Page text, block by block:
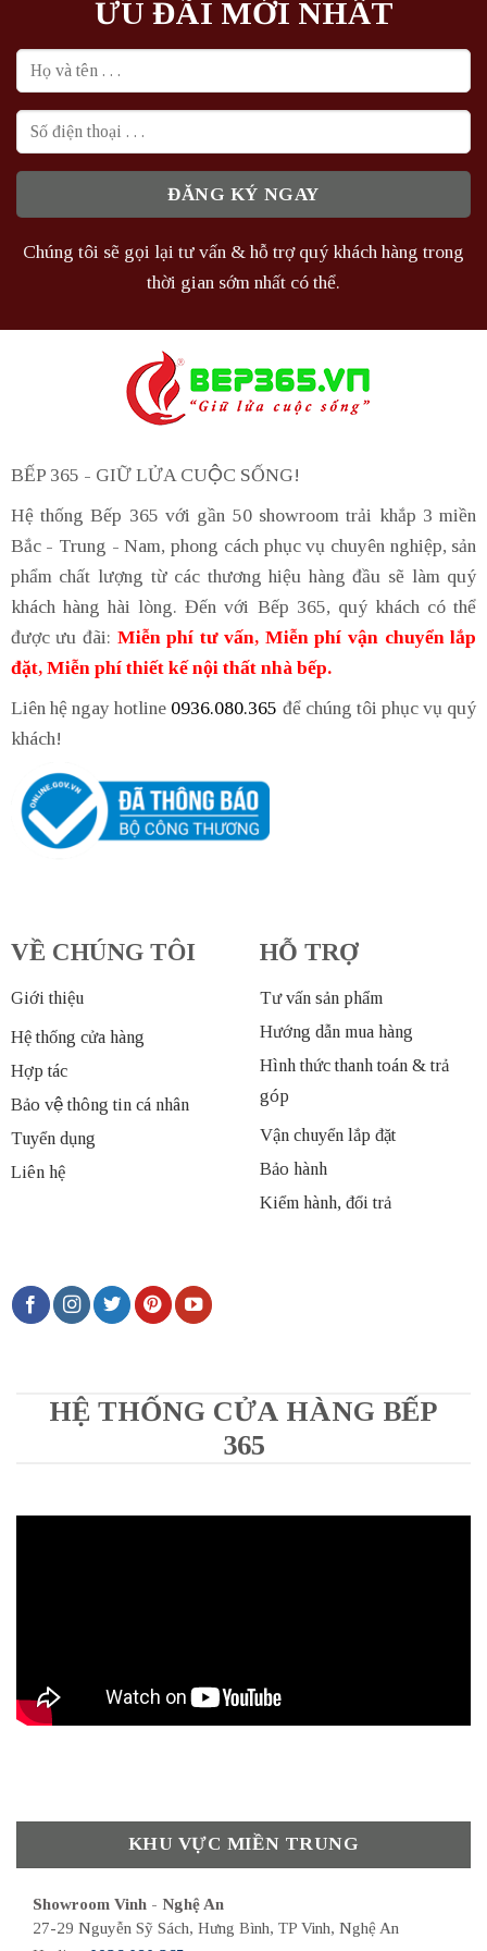
ƯU ĐÃI MỚI NHẤT
Chúng tôi sẽ gọi lại tư vấn & hỗ trợ quý khách hàng trong
thời gian sớm nhất có thể.
BẾP 365 - GIỮ LỬA CUỘC SỐNG!
Hệ thống Bếp 365 với gần 50 showroom trải khắp 3 miền
Bắc - Trung - Nam, phong cách phục vụ chuyên nghiệp, sản
phẩm chất lượng từ các thương hiệu hàng đầu sẽ làm quý
khách hàng hài lòng. Đến với Bếp 365, quý khách có thể
được ưu đãi: Miễn phí tư vấn, Miễn phí vận chuyển lắp
đặt, Miễn phí thiết kế nội thất nhà bếp.
Liên hệ ngay hotline 0936.080.365 để chúng tôi phục vụ quý
khách!
VỀ CHÚNG TÔI
Giới thiệu
Hệ thống cửa hàng
Hợp tác
Bảo vệ thông tin cá nhân
Tuyển dụng
Liên hệ
HỖ TRỢ
Tư vấn sản phẩm
Hướng dẫn mua hàng
Hình thức thanh toán & trả
góp
Vận chuyển lắp đặt
Bảo hành
Kiểm hành, đổi trả
HỆ THỐNG CỬA HÀNG BẾP
365
KHU VỰC MIỀN TRUNG
Showroom Vinh - Nghệ An
27-29 Nguyễn Sỹ Sách, Hưng Bình, TP Vinh, Nghệ An